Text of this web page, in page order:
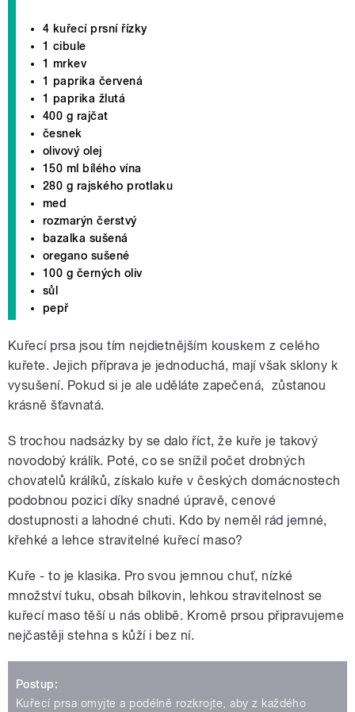
4 kuřecí prsní řízky
1 cibule
1 mrkev
1 paprika červená
1 paprika žlutá
400 g rajčat
česnek
olivový olej
150 ml bílého vína
280 g rajského protlaku
med
rozmarýn čerstvý
bazalka sušená
oregano sušené
100 g černých oliv
sůl
pepř
Kuřecí prsa jsou tím nejdietnějším kouskem z celého
kuřete. Jejich příprava je jednoduchá, mají však sklony k
vysušení. Pokud si je ale uděláte zapečená, zůstanou
krásně šťavnatá.
S trochou nadsázky by se dalo říct, že kuře je takový
novodobý králík. Poté, co se snížil počet drobných
chovatelů králíků, získalo kuře v českých domácnostech
podobnou pozici díky snadné úpravě, cenové
dostupnosti a lahodné chuti. Kdo by neměl rád jemné,
křehké a lehce stravitelné kuřecí maso?
Kuře - to je klasika. Pro svou jemnou chuť, nízké
množství tuku, obsah bílkovin, lehkou stravitelnost se
kuřecí maso těší u nás oblibě. Kromě prsou připravujeme
nejčastěji stehna s kůží i bez ní.
Postup:
Kuřecí prsa omyjte a podélně rozkrojte, aby z každého